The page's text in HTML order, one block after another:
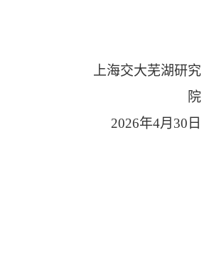
上海交大芜湖研究
院
2026年4月30日